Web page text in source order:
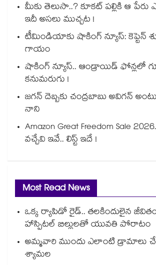
మీకు తెలుసా..? కూకట్ పల్లికి ఆ పేరు
ఇదీ అసలు ముచ్చట !
టీమిండియాకు షాకింగ్ న్యూస్: కెప్టెన్
గాయం
షాకింగ్ న్యూస్.. ఆండ్రాయిడ్ ఫోన్లలో
కనుమరుగు !
జగన్ దెబ్బకు చంద్రబాబు అవిగన్
నాని
Amazon Great Freedom Sale
వచ్చేవి ఇవే.. లిస్ట్ ఇదే !
Most Read News
ఒక్క ర్యాపిడో రైడ్.. తలకిందులైన
హాస్పిటల్ బిల్లులతో యువతి పోరాటం
అమ్మవారి ముందు ఎలాంటి డ్రామాలు
శ్యామల